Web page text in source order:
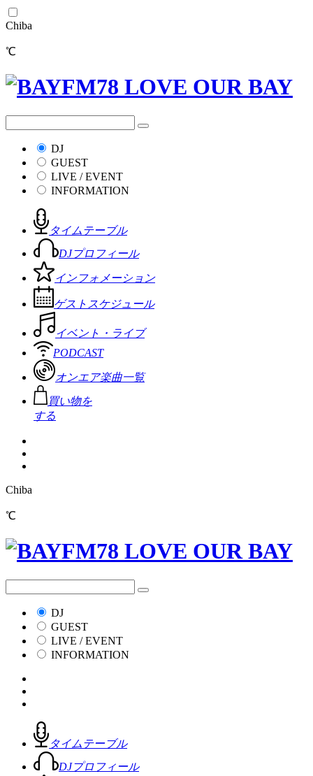
Chiba
℃
DJ
GUEST
LIVE / EVENT
INFORMATION
タイムテーブル
DJプロフィール
インフォメーション
ゲストスケジュール
イベント・ライブ
PODCAST
オンエア楽曲一覧
買い物を
する
Chiba
℃
DJ
GUEST
LIVE / EVENT
INFORMATION
タイムテーブル
DJプロフィール